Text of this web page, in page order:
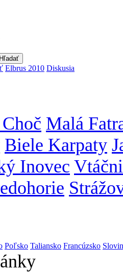
Elbrus 2010 Diskusia
Malá
Biele Karpaty
Inovec
Poľsko Taliansko Francúzsko